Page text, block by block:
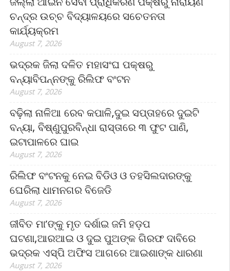
ଚନ୍ଦ୍ର ଉଚ୍ଚ ବିଦ୍ୟାଳୟରେ ସଚେତନତା
କାର୍ଯ୍ୟକ୍ରମ
August 7, 2026
ଭଦ୍ରକ ଜିଲା ଦଳିତ ମହାସଂଘ ପକ୍ଷରୁ
ବନ୍ୟାବିପନ୍ନଙ୍କୁ ରିଲିଫ ବଂଟନ
August 7, 2026
ବଢ଼ିଲା ନାଳିଆ ରେବ କପାଳି,ଦୁଇ ସପ୍ତାହରେ ଦୁଇଟି
ବନ୍ୟା, ବିଷ୍ଣୁପୁରବିନ୍ଧା ରାସ୍ତାରେ ୩ ଫୁଟ ପାଣି,
ଇଟାପାଳରେ ଘାଇ
August 7, 2026
ରିଲିଫ ବଂଟନକୁ ନେଇ ବିଡିଓ ଓ ତହସିଲଦାରଙ୍କୁ
ଘେରିଲା ଧାମନଗର ବିଜେଡି
August 7, 2026
ଜୀବିତ ମା’ଙ୍କୁ ମୃତ ଦର୍ଶାଇ ଜମି ହଡ଼ପ
ଘଟଣା,ଆରଆଇ ଓ ଦୁଇ ପୁଅଙ୍କ ଗିରଫ ଦାବିରେ
ଭଦ୍ରକ ଏସ୍‌ପି ଅଫିସ ଆଗରେ ଆଇଶାଙ୍କ ଧାରଣା
August 7, 2026